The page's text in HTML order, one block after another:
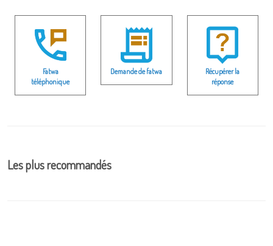
Fatwa
téléphonique
Demande de fatwa
Récupérer la
réponse
Les plus recommandés